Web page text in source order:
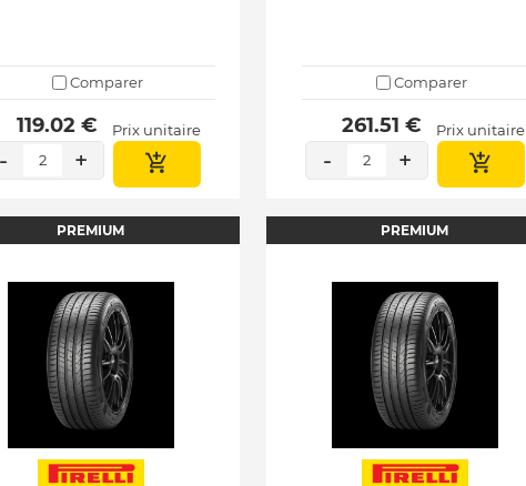
Comparer
119.02 € Prix unitaire
- 2 +
Comparer
261.51 € Prix unitaire
- 2 +
PREMIUM PREMIUM